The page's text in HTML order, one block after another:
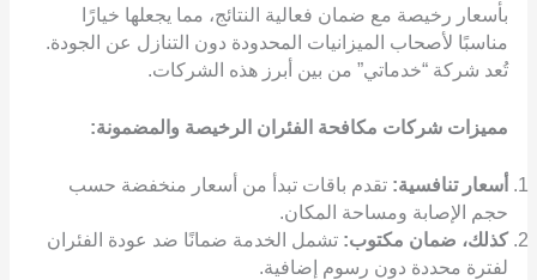
بأسعار رخيصة مع ضمان فعالية النتائج، مما يجعلها خيارًا
مناسبًا لأصحاب الميزانيات المحدودة دون التنازل عن الجودة.
تُعد شركة “خدماتي” من بين أبرز هذه الشركات.
مميزات شركات مكافحة الفئران الرخيصة والمضمونة:
أسعار تنافسية: تقدم باقات تبدأ من أسعار منخفضة حسب
حجم الإصابة ومساحة المكان.
كذلك، ضمان مكتوب: تشمل الخدمة ضمانًا ضد عودة الفئران
لفترة محددة دون رسوم إضافية.